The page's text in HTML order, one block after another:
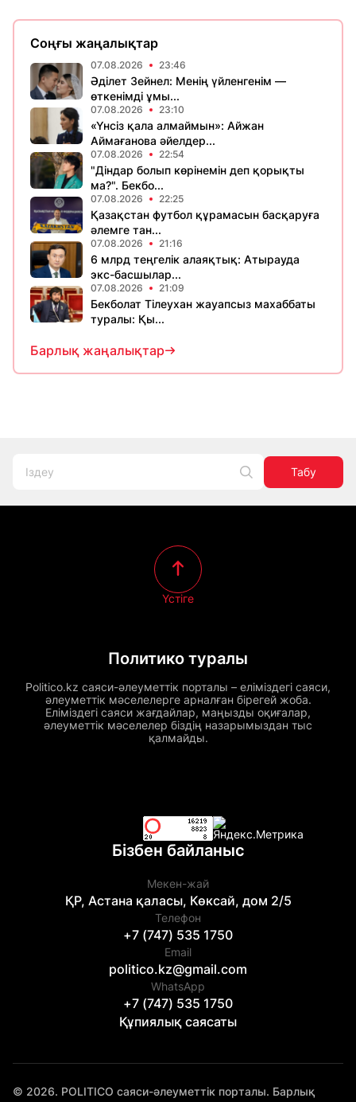
Соңғы жаңалықтар
07.08.2026 23:46
Әділет Зейнел: Менің үйленгенім —
өткенімді ұмы...
07.08.2026 23:10
«Үнсіз қала алмаймын»: Айжан
Аймағанова әйелдер...
07.08.2026 22:54
"Діндар болып көрінемін деп қорықты
ма?". Бекбо...
07.08.2026 22:25
Қазақстан футбол құрамасын басқаруға
әлемге тан...
07.08.2026 21:16
6 млрд теңгелік алаяқтық: Атырауда
экс-басшылар...
07.08.2026 21:09
Бекболат Тілеухан жауапсыз махаббаты
туралы: Қы...
Барлық жаңалықтар
Табу
Политико туралы
Politico.kz саяси-әлеуметтік порталы – еліміздегі саяси,
әлеуметтік мәселелерге арналған бірегей жоба.
Еліміздегі саяси жағдайлар, маңызды оқиғалар,
әлеуметтік мәселелер біздің назарымыздан тыс
қалмайды.
Үстіге
Бізбен байланыс
Мекен-жай
ҚР, Астана қаласы, Көксай, дом 2/5
Телефон
+7 (747) 535 1750
Email
politico.kz@gmail.com
WhatsApp
+7 (747) 535 1750
Құпиялық саясаты
© 2026. POLITICO саяси-әлеуметтік порталы. Барлық